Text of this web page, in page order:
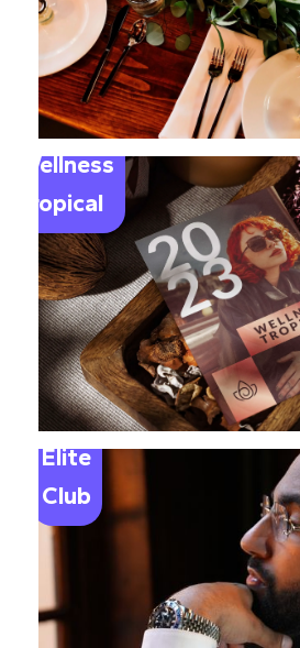
Wellness
Tropical
Elite
Club